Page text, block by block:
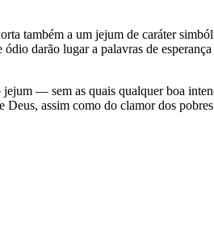
também a um jejum de caráter
darão lugar a palavras de esperança
— sem as quais qualquer boa
assim como do clamor dos